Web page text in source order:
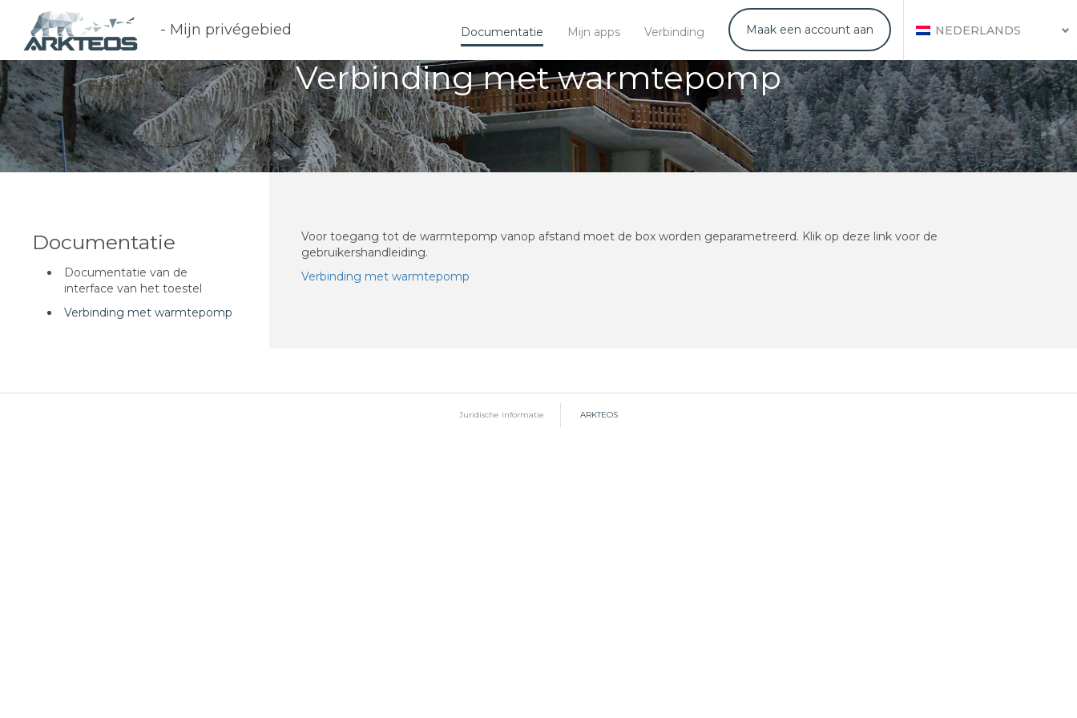
- Mijn privégebied Documentatie Mijn apps Verbinding Maak een account aan NEDERLANDS
Verbinding met warmtepomp
Documentatie
Documentatie van de
interface van het toestel
Verbinding met warmtepomp
Voor toegang tot de warmtepomp vanop afstand moet de box worden geparametreerd. Klik op deze link voor de
gebruikershandleiding.
Verbinding met warmtepomp
Juridische informatie ARKTEOS